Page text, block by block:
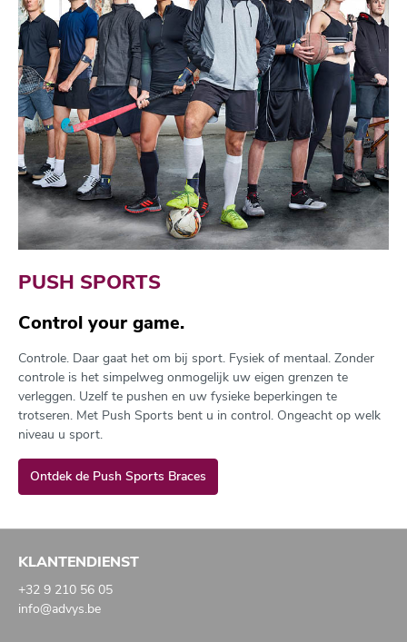
PUSH SPORTS
Control your game.
Controle. Daar gaat het om bij sport. Fysiek of mentaal. Zonder
controle is het simpelweg onmogelijk uw eigen grenzen te
verleggen. Uzelf te pushen en uw fysieke beperkingen te
trotseren. Met Push Sports bent u in control. Ongeacht op welk
niveau u sport.
Ontdek de Push Sports Braces
KLANTENDIENST
+32 9 210 56 05
info@advys.be